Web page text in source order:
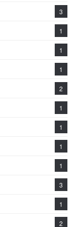
3
1
1
1
2
1
1
1
1
3
1
2